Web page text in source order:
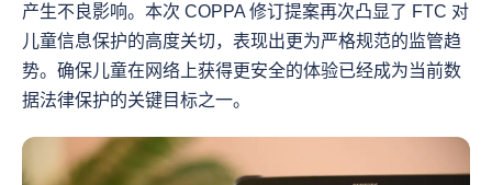
产生不良影响。本次 COPPA 修订提案再次凸显了 FTC 对
儿童信息保护的高度关切，表现出更为严格规范的监管趋
势。确保儿童在网络上获得更安全的体验已经成为当前数
据法律保护的关键目标之一。